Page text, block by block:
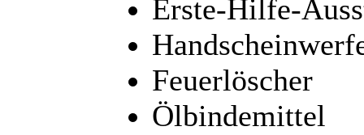
Erste-Hilfe-
Feuerlöscher
Ölbindemittel